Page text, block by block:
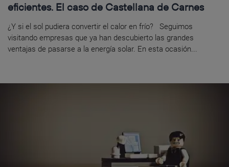
eficientes. El caso de Castellana de Carnes
¿Y si el sol pudiera convertir el calor en frío? Seguimos
visitando empresas que ya han descubierto las grandes
ventajas de pasarse a la energía solar. En esta ocasión...